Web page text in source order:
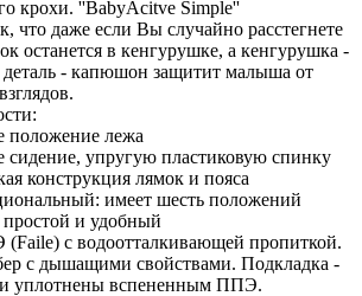
крохи. ''BabyAcitve Simple''
что даже если Вы случайно расстегнете
останется в кенгурушке, а кенгурушка -
деталь - капюшон защитит малыша от
положение лежа
упругую пластиковую спинку
конструкция лямок и пояса
имеет шесть положений
и удобный
с водоотталкивающей пропиткой.
с дышащими свойствами. Подкладка -
уплотнены вспененным ППЭ.